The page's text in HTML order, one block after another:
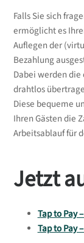
Falls Sie sich
ermöglicht es
Auflegen der
Bezahlung
Dabei werden
drahtlos
Diese bequeme
Ihren Gästen die
Arbeitsablauf für
Jetzt
Tap to Pay
Tap to Pay